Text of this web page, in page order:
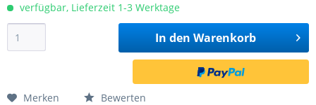
verfügbar, Lieferzeit 1-3 Werktage
In den Warenkorb
Merken Bewerten